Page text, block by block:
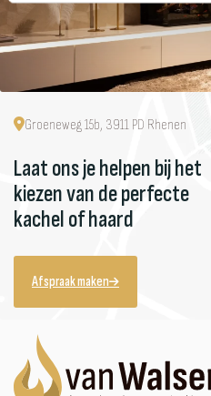
Groeneweg 15b, 3911 PD Rhenen
Laat ons je helpen bij het
kiezen van de perfecte
kachel of haard
Afspraak maken